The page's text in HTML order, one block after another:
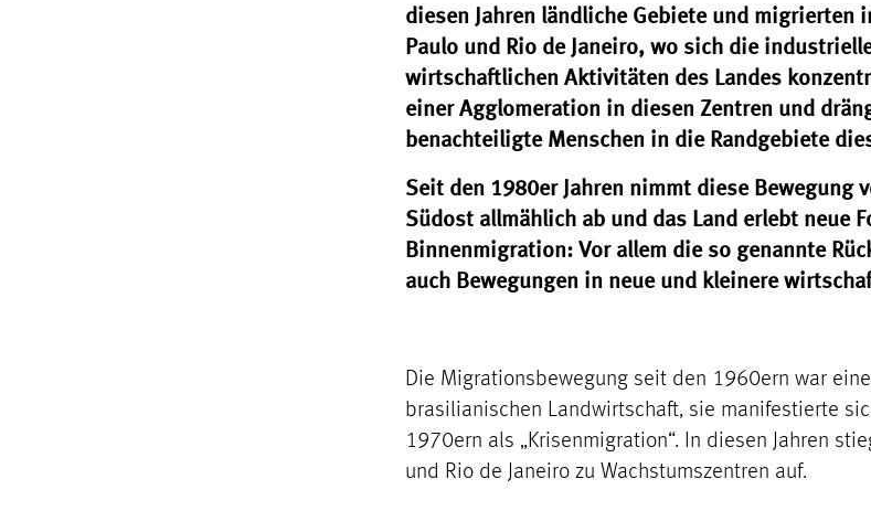
diesen Jahren ländliche Gebiete und migrierten
Paulo und Rio de Janeiro, wo sich die
wirtschaftlichen Aktivitäten des Landes
einer Agglomeration in diesen Zentren und
benachteiligte Menschen in die Randgebiete
Seit den 1980er Jahren nimmt diese Bewegung
Südost allmählich ab und das Land erlebt neue
Binnenmigration: Vor allem die so genannte
auch Bewegungen in neue und kleinere
Die Migrationsbewegung seit den 1960ern war
brasilianischen Landwirtschaft, sie manifestierte
1970ern als „Krisenmigration“. In diesen Jahren
und Rio de Janeiro zu Wachstumszentren auf.